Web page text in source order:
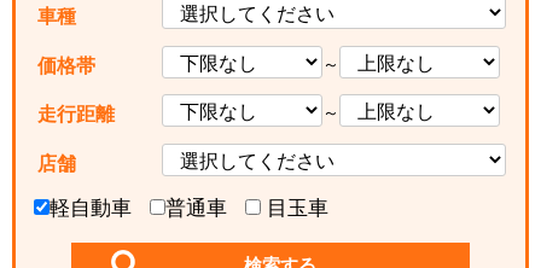
車種
価格帯 ～
走行距離 ～
店舗
軽自動車 普通車 目玉車